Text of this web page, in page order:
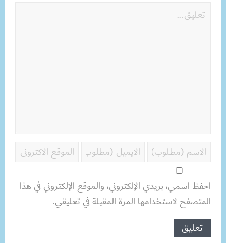
احفظ اسمي، بريدي الإلكتروني، والموقع الإلكتروني في هذا
المتصفح لاستخدامها المرة المقبلة في تعليقي.